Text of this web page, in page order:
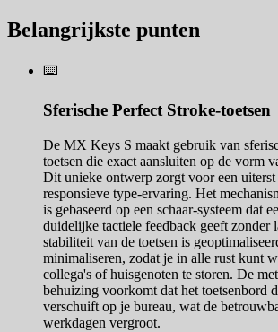
Belangrijkste punten
⌨️
Sferische Perfect Stroke-toetsen
De MX Keys S maakt gebruik van
toetsen die exact aansluiten op de vorm
Dit unieke ontwerp zorgt voor een
responsieve type-ervaring. Het
is gebaseerd op een schaar-systeem dat
duidelijke tactiele feedback geeft zonder
stabiliteit van de toetsen is
minimaliseren, zodat je in alle rust kunt
collega's of huisgenoten te storen. De
behuizing voorkomt dat het toetsenbord
verschuift op je bureau, wat de
werkdagen vergroot.